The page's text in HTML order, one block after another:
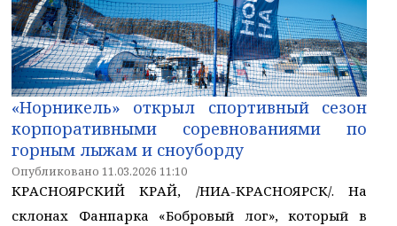
«Норникель» открыл спортивный сезон
корпоративными соревнованиями по
горным лыжам и сноуборду
Опубликовано 11.03.2026 11:10
КРАСНОЯРСКИЙ КРАЙ, /НИА-КРАСНОЯРСК/. На
склонах Фанпарка «Бобровый лог», который в